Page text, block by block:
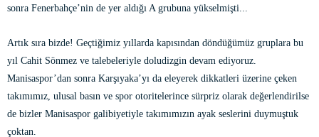
sonra Fenerbahçe’nin de yer aldığı A grubuna yükselmişti...
Artık sıra bizde! Geçtiğimiz yıllarda kapısından döndüğümüz gruplara bu
yıl Cahit Sönmez ve talebeleriyle doludizgin devam ediyoruz.
Manisaspor’dan sonra Karşıyaka’yı da eleyerek dikkatleri üzerine çeken
takımımız, ulusal basın ve spor otoritelerince sürpriz olarak değerlendirilse
de bizler Manisaspor galibiyetiyle takımımızın ayak seslerini duymuştuk
çoktan.